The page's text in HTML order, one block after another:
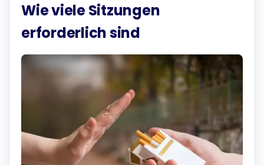
Wie viele Sitzungen
erforderlich sind